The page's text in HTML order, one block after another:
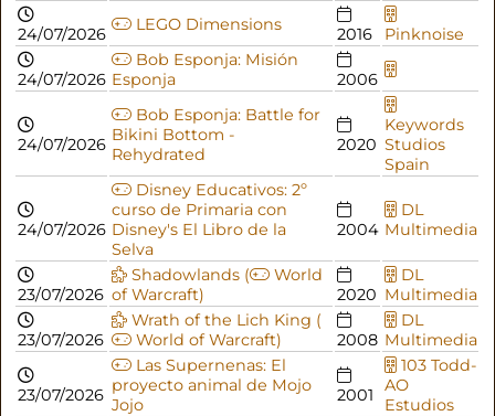
24/07/2026 LEGO Dimensions 2016 Pinknoise
24/07/2026
Bob Esponja: Misión
Esponja
2006
24/07/2026
Bob Esponja: Battle for
Bikini Bottom -
Rehydrated
2020
Keywords
Studios
Spain
24/07/2026
Disney Educativos: 2º
curso de Primaria con
Disney's El Libro de la
Selva
2004
DL
Multimedia
23/07/2026
Shadowlands (
World
of Warcraft)
2020
DL
Multimedia
23/07/2026
Wrath of the Lich King (
World of Warcraft)
2008
DL
Multimedia
23/07/2026
Las Supernenas: El
proyecto animal de Mojo
Jojo
2001
103 Todd-
AO
Estudios